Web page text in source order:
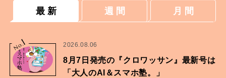
最 新 週 間 月 間
No.
1 2026.08.06
8月7日発売の『クロワッサン』最新号は
「大人のAI＆スマホ塾。」